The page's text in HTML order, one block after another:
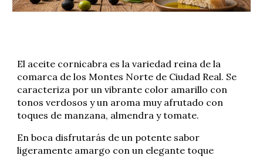
El aceite cornicabra es la variedad reina de la
comarca de los Montes Norte de Ciudad Real. Se
caracteriza por un vibrante color amarillo con
tonos verdosos y un aroma muy afrutado con
toques de manzana, almendra y tomate.
En boca disfrutarás de un potente sabor
ligeramente amargo con un elegante toque